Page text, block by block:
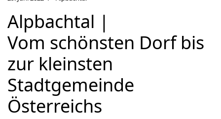
Alpbachtal |
Vom schönsten Dorf bis
zur kleinsten
Stadtgemeinde
Österreichs